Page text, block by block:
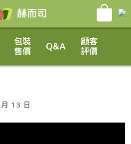
赫而司
13 日
包裝
售價
Q&A
顧客
評價